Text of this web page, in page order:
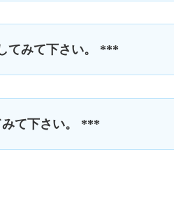
てみて下さい。 ***
て下さい。 ***